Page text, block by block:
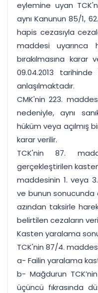
eylemine uyan
aynı Kanunun 85/1,
hapis cezasıyla
maddesi uyarınca
bırakılmasına
09.04.2013 tarihinde
anlaşılmaktadır.
CMK'nin 223.
nedeniyle, aynı
hüküm veya açılmış
karar verilir.
TCK'nin 87.
gerçekleştirilen
maddesinin 1. veya
ve bunun
azından taksirle
belirtilen cezaların
Kasten yaralama
TCK'nin 87/4.
a- Failin yaralama
b- Mağdurun
üçüncü fıkrasında